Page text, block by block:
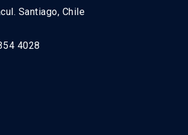
Santiago, Chile
4028